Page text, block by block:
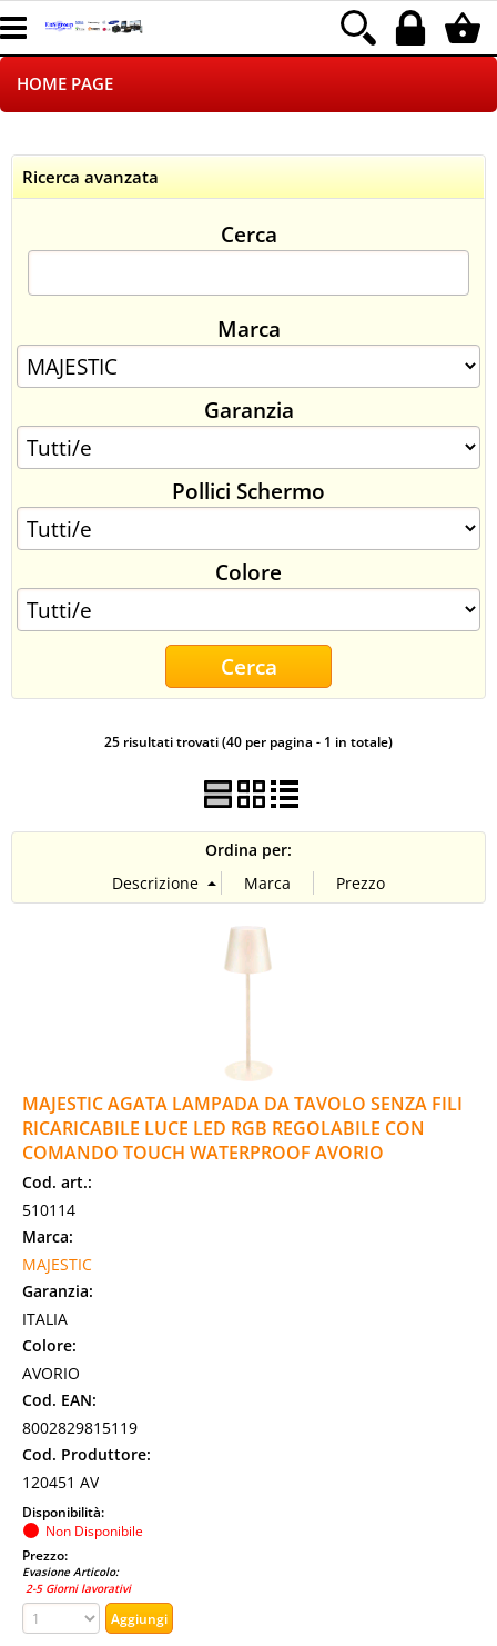
HOME PAGE
LOGISTICA
NEGOZI ON LINE
SINCRONIZZATI CON NOI
SPEDIZIONI
CONTATTI
Ricerca avanzata
Cerca
Marca
Garanzia
Pollici Schermo
Colore
25 risultati trovati (40 per pagina - 1 in totale)
Ordina per:
MAJESTIC AGATA LAMPADA DA TAVOLO SENZA FILI
RICARICABILE LUCE LED RGB REGOLABILE CON
COMANDO TOUCH WATERPROOF AVORIO
Cod. art.:
510114
Marca:
MAJESTIC
Garanzia:
ITALIA
Colore:
AVORIO
Cod. EAN:
8002829815119
Cod. Produttore:
120451 AV
Disponibilità:
Non Disponibile
Prezzo:
Evasione Articolo:
2-5 Giorni lavorativi